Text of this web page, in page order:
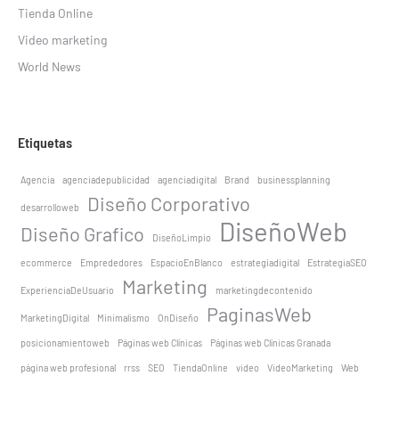
Tienda Online
Video marketing
World News
Etiquetas
Agencia agenciadepublicidad agenciadigital Brand businessplanning
desarrolloweb
Diseño Corporativo
Diseño Grafico
DiseñoLimpio DiseñoWeb
ecommerce Emprededores EspacioEnBlanco estrategiadigital EstrategiaSEO
ExperienciaDeUsuario Marketing marketingdecontenido
MarketingDigital Minimalismo OnDiseño PaginasWeb
posicionamientoweb Páginas web Clínicas Páginas web Clínicas Granada
página web profesional rrss SEO TiendaOnline video VideoMarketing Web